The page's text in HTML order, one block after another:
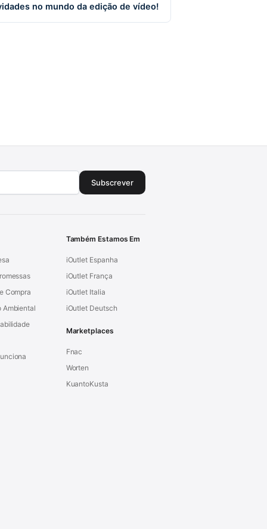
no mundo da edição de vídeo!
Subscrever
Compra
Ambiental
Também Estamos Em
iOutlet Espanha
iOutlet França
iOutlet Italia
iOutlet Deutsch
Marketplaces
Fnac
Worten
KuantoKusta